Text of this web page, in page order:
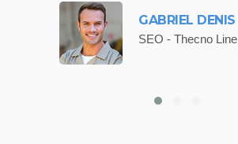
GABRIEL DENIS
SEO - Thecno Line